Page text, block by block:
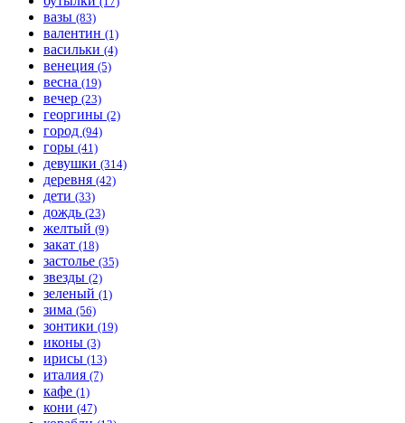
вазы (83)
валентин (1)
васильки (4)
венеция (5)
весна (19)
вечер (23)
георгины (2)
город (94)
горы (41)
девушки (314)
деревня (42)
дети (33)
дождь (23)
желтый (9)
закат (18)
застолье (35)
звезды (2)
зеленый (1)
зима (56)
зонтики (19)
иконы (3)
ирисы (13)
италия (7)
кафе (1)
кони (47)